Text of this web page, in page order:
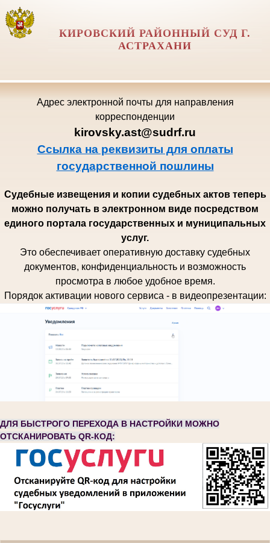
КИРОВСКИЙ РАЙОННЫЙ СУД Г.
АСТРАХАНИ
Адрес электронной почты для направления
корреспонденции
kirovsky.ast@sudrf.ru
Ссылка на реквизиты для оплаты
государственной пошлины
Судебные извещения и копии судебных актов теперь
можно получать в электронном виде посредством
единого портала государственных и муниципальных
услуг.
Это обеспечивает оперативную доставку судебных
документов, конфиденциальность и возможность
просмотра в любое удобное время.
Порядок активации нового сервиса - в видеопрезентации:
ДЛЯ БЫСТРОГО ПЕРЕХОДА В НАСТРОЙКИ МОЖНО
ОТСКАНИРОВАТЬ QR-КОД: